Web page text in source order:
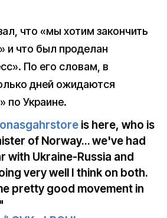
что «мы хотим закончить
и что был проделан
По его словам, в
дней ожидаются
по Украине.
is here, who is
of Norway… we've had
with Ukraine-Russia and
very well I think on both.
pretty good movement in